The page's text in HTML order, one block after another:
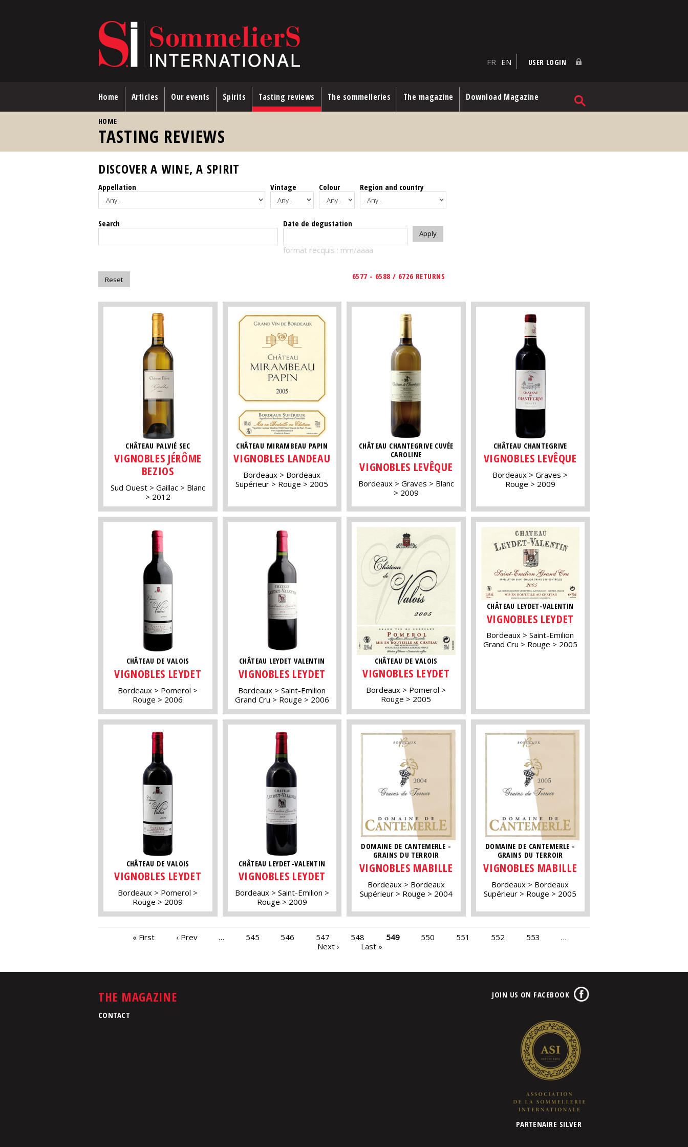
FR EN USER LOGIN
Home Articles Our events Spirits Tasting reviews The sommelleries The magazine Download Magazine
HOME
TASTING REVIEWS
DISCOVER A WINE, A SPIRIT
Appellation Vintage Colour Region and country
Search Date de degustation
format recquis : mm/aaaa
6577 - 6588 / 6726 RETURNS
CHÂTEAU PALVIÉ SEC
VIGNOBLES JÉRÔME
BEZIOS
Sud Ouest Gaillac
Blanc
2012
CHÂTEAU MIRAMBEAU PAPIN
VIGNOBLES LANDEAU
Bordeaux
Bordeaux
Supérieur
Rouge 2005
CHÂTEAU CHANTEGRIVE CUVÉE
CAROLINE
VIGNOBLES LEVÊQUE
Bordeaux Graves
Blanc
2009
CHÂTEAU CHANTEGRIVE
VIGNOBLES LEVÊQUE
Bordeaux
Graves
Rouge
2009
CHÂTEAU DE VALOIS
VIGNOBLES LEYDET
Bordeaux
Pomerol
Rouge
2006
CHÂTEAU LEYDET VALENTIN
VIGNOBLES LEYDET
Bordeaux
Saint-Emilion
Grand Cru
Rouge 2006
CHÂTEAU DE VALOIS
VIGNOBLES LEYDET
Bordeaux
Pomerol
Rouge
2005
CHÂTEAU LEYDET-VALENTIN
VIGNOBLES LEYDET
Bordeaux
Saint-Emilion
Grand Cru
Rouge 2005
CHÂTEAU DE VALOIS
VIGNOBLES LEYDET
Bordeaux
Pomerol
Rouge
2009
CHÂTEAU LEYDET-VALENTIN
VIGNOBLES LEYDET
Bordeaux
Saint-Emilion
Rouge
2009
DOMAINE DE CANTEMERLE -
GRAINS DU TERROIR
VIGNOBLES MABILLE
Bordeaux
Bordeaux
Supérieur
Rouge 2004
DOMAINE DE CANTEMERLE -
GRAINS DU TERROIR
VIGNOBLES MABILLE
Bordeaux
Bordeaux
Supérieur
Rouge 2005
« First ‹ Prev … 545 546 547 548 549 550 551 552 553
…
Next ›
Last »
THE MAGAZINE
CONTACT
JOIN US ON FACEBOOK
PARTENAIRE SILVER